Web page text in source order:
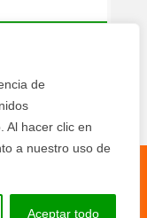
de
Al hacer clic en
a nuestro uso de
Aceptar todo
los derechos